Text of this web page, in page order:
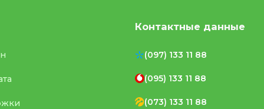
Контактные данные
(097) 133 11 88
(095) 133 11 88
(073) 133 11 88